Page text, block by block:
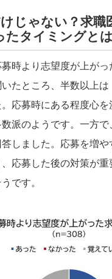
じゃない？求職
たタイミングとは
時より志望度が上が
たところ、半数以上は
応募時にある程度心を
数派のようです。一方
しました。応募を増
応募した後の対策が重
です。